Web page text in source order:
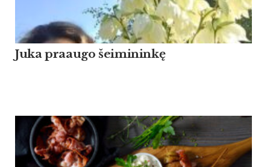
Ju­ka praau­go šei­mi­ninkę